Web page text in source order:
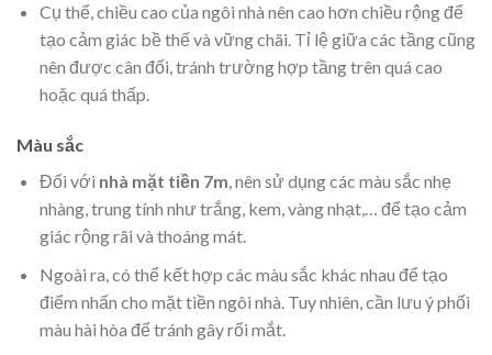
Cụ thể, chiều cao của ngôi nhà nên cao hơn chiều rộng để
tạo cảm giác bề thế và vững chãi. Tỉ lệ giữa các tầng cũng
nên được cân đối, tránh trường hợp tầng trên quá cao
hoặc quá thấp.
Màu sắc
Đối với nhà mặt tiền 7m, nên sử dụng các màu sắc nhẹ
nhàng, trung tính như trắng, kem, vàng nhạt,… để tạo cảm
giác rộng rãi và thoáng mát.
Ngoài ra, có thể kết hợp các màu sắc khác nhau để tạo
điểm nhấn cho mặt tiền ngôi nhà. Tuy nhiên, cần lưu ý phối
màu hài hòa để tránh gây rối mắt.